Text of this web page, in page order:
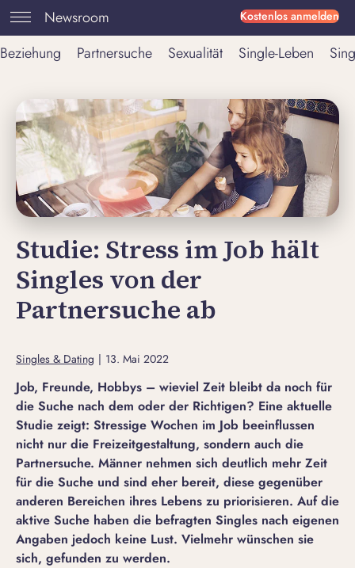
Kostenlos anmelden
Newsroom
Beziehung
Partnersuche Sexualität Single-Leben
Studie: Stress im Job hält
Singles von der
Partnersuche ab
Singles & Dating | 13. Mai 2022
Job, Freunde, Hobbys – wieviel Zeit bleibt da noch für
die Suche nach dem oder der Richtigen? Eine aktuelle
Studie zeigt: Stressige Wochen im Job beeinflussen
nicht nur die Freizeitgestaltung, sondern auch die
Partnersuche. Männer nehmen sich deutlich mehr Zeit
für die Suche und sind eher bereit, diese gegenüber
anderen Bereichen ihres Lebens zu priorisieren. Auf die
aktive Suche haben die befragten Singles nach eigenen
Angaben jedoch keine Lust. Vielmehr wünschen sie
sich, gefunden zu werden.